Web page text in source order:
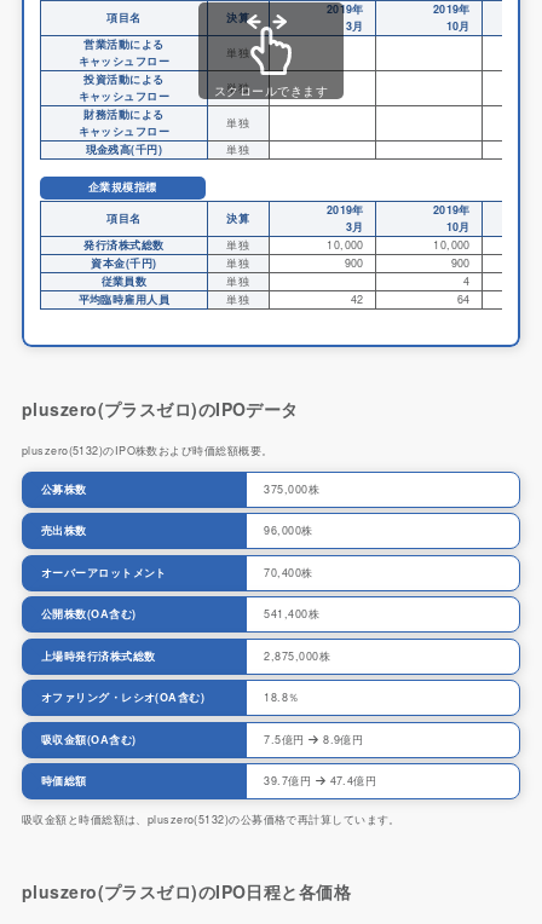
項目名
決算
2019年
3月
2019年
10月
営業活動による
キャッシュフロー
単独
投資活動による
キャッシュフロー
単独
財務活動による
キャッシュフロー
単独
現金残高(千円)
単独
企業規模指標
項目名
決算
2019年
3月
2019年
10月
発行済株式総数 単独 10,000 10,000
資本金(千円)
単独 900 900
従業員数
単独
4
平均臨時雇用人員
単独 42 64
スクロールできます
pluszero(プラスゼロ)のIPOデータ
pluszero(5132)のIPO株数および時価総額概要。
公募株数 375,000株
売出株数 96,000株
オーバーアロットメント 70,400株
公開株数(OA含む) 541,400株
上場時発行済株式総数 2,875,000株
オファリング・レシオ(OA含む) 18.8％
吸収金額(OA含む) 7.5億円 8.9億円
時価総額 39.7億円 47.4億円
吸収金額と時価総額は、pluszero(5132)の公募価格で再計算しています。
pluszero(プラスゼロ)のIPO日程と各価格